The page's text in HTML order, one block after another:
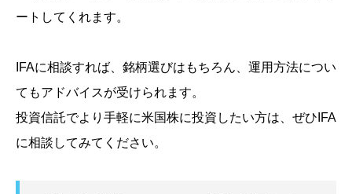
ートしてくれます。
IFAに相談すれば、銘柄選びはもちろん、運用方法につい
てもアドバイスが受けられます。
投資信託でより手軽に米国株に投資したい方は、ぜひIFA
に相談してみてください。